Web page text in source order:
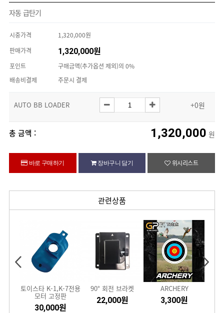
자동 급탄기
시중가격
1,320,000원
판매가격
1,320,000원
포인트
구매금액(추가옵션 제외)의 0%
배송비결제
주문시 결제
AUTO BB LOADER +0원
총 금액 : 1,320,000 원
바로 구매하기 장바구니 담기 위시리스트
관련상품
토이스타 K-1,K-7전용
모터 고정판
30,000원
90° 회전 브라켓
22,000원
ARCHERY
3,300원